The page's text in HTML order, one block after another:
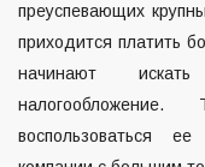
преуспевающих
приходится платить
начинают искать
воспользоваться